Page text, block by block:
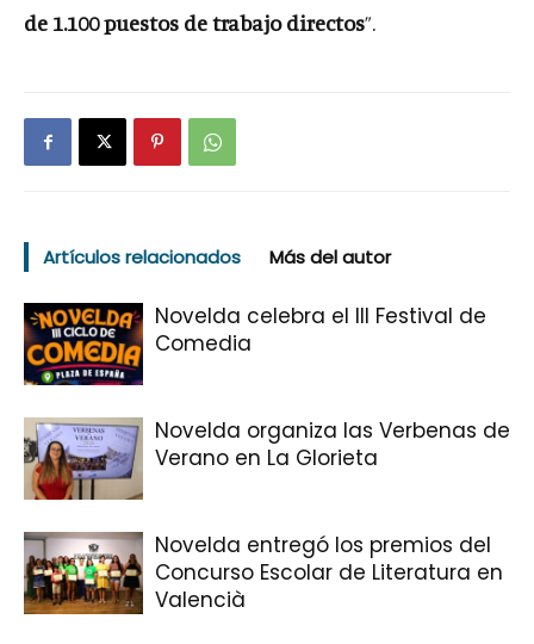
de 1.100 puestos de trabajo directos”.
Artículos relacionados Más del autor
Novelda celebra el III Festival de
Comedia
Novelda organiza las Verbenas de
Verano en La Glorieta
Novelda entregó los premios del
Concurso Escolar de Literatura en
Valencià